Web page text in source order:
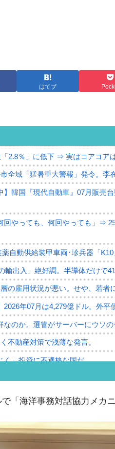
はてブ
2.8％」に低下 ⇒ 実はコアコア
全域「猛暑重大警報」発令。李
】韓国『現代自動車』07月販売
回やっても、何回やっても」⇒
自動供給装甲車両･珍兵器「K10
輸出入」絶好調。半導体だけで
の雇用状況が悪い。せや、若者
2026年07月は4,279億ドル。外平
なのか。選管がサーバーにウソの
不動産対策で浅薄な発言。
く」投資に不適格な国だ。
1日当たり1,214.4億ドル」まで拡
ラ政策室長が告発された ⇒ 国家
「海洋事務対話協力メカ